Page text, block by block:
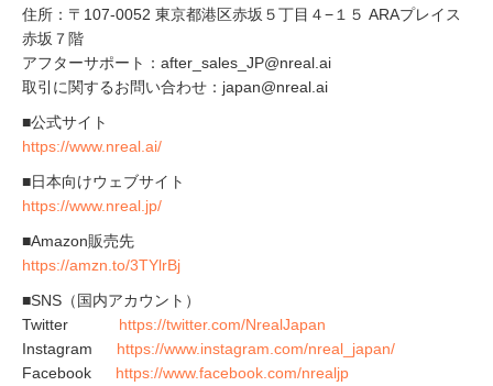
住所：〒107-0052 東京都港区赤坂５丁目４−１５ ARAプレイス
赤坂７階
アフターサポート：after_sales_JP@nreal.ai
取引に関するお問い合わせ：japan@nreal.ai
■公式サイト
https://www.nreal.ai/
■日本向けウェブサイト
https://www.nreal.jp/
■Amazon販売先
https://amzn.to/3TYlrBj
■SNS（国内アカウント）
Twitter https://twitter.com/NrealJapan
Instagram https://www.instagram.com/nreal_japan/
Facebook https://www.facebook.com/nrealjp